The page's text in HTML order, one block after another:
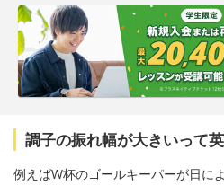
調子の振れ幅が大きいって
例えばW杯のゴールキーパーが日に